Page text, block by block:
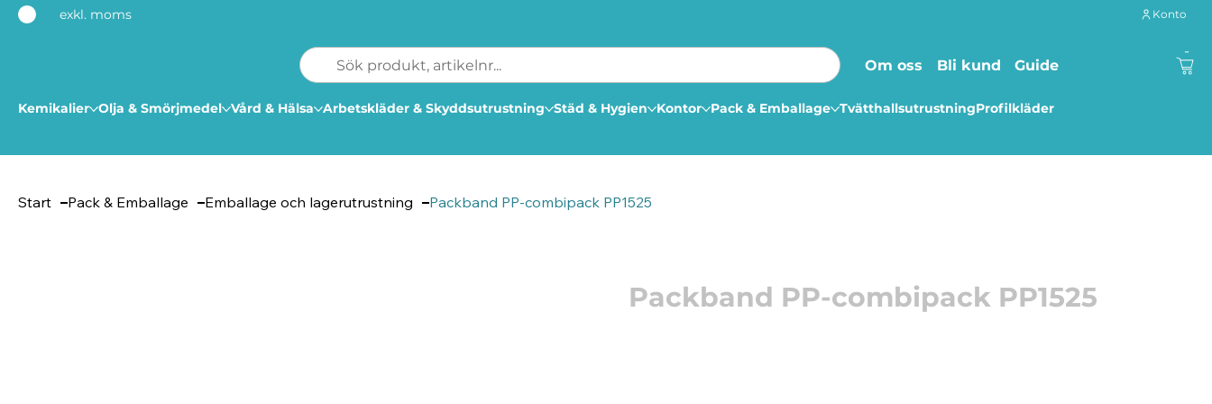
Konto
exkl. moms
Om oss Bli kund Guide
-
Kemikalier Olja & Smörjmedel Vård & Hälsa Arbetskläder & Skyddsutrustning Städ & Hygien Kontor Pack & Emballage TvätthallsutrustningProfilkläder
Start Pack & Emballage Emballage och lagerutrustning Packband PP-combipack PP1525
Packband PP-combipack PP1525